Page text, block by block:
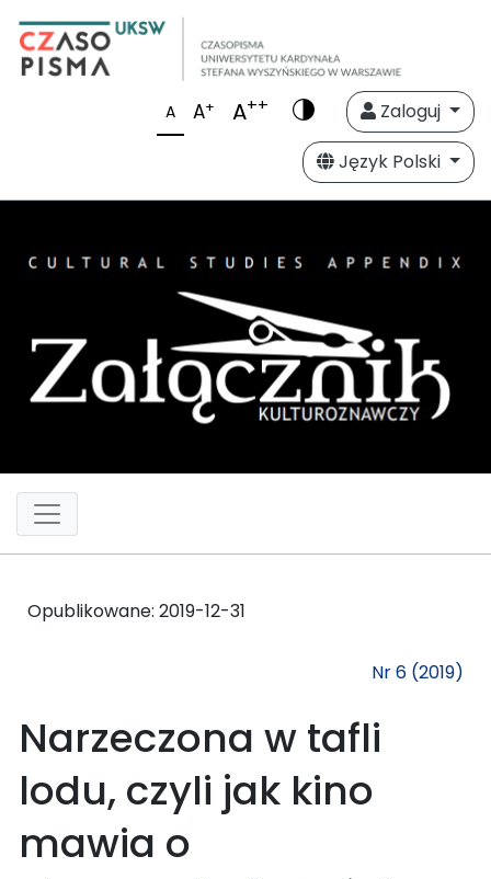
A A+ A++
Zaloguj
Język Polski
Opublikowane: 2019-12-31
Nr 6 (2019)
Narzeczona w tafli
lodu, czyli jak kino
mawia o